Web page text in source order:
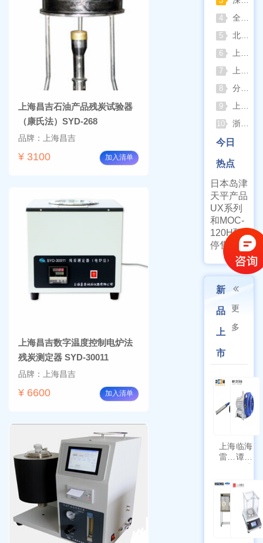
上海昌吉石油产品残炭试验器
（康氏法）SYD-268
品牌：上海昌吉
¥ 3100 加入清单
上海昌吉数字温度控制电炉法
残炭测定器 SYD-30011
品牌：上海昌吉
¥ 6600 加入清单
4 全自动凯氏定氮仪测定焦炭中氮 上海纤检助力焦化行业精准检测
5 北京六一电泳仪完整选型指南（分电泳槽 + 电源两大模块，按实验场景直接匹配）
6 上海仪电吸光光度法和荧光分析法的异同
7 上海佑科GC-7860系列网络化气相色谱仪
8 分清生物安全柜与洁净工作台 苏州安泰科普两类设备差异
9 上海申安灭菌器外排、内排与干燥功能全解析
10 浙江孚夏：打造合规可靠的实验室洁净装备
今日
热点
日本岛津
天平产品
UX系列
和MOC-
120H预
停售通知
新
品
上
市
更
多
上海
雷磁
符合
新国
标带
功能
临海
谭氏
干式
泵
SPL-
10